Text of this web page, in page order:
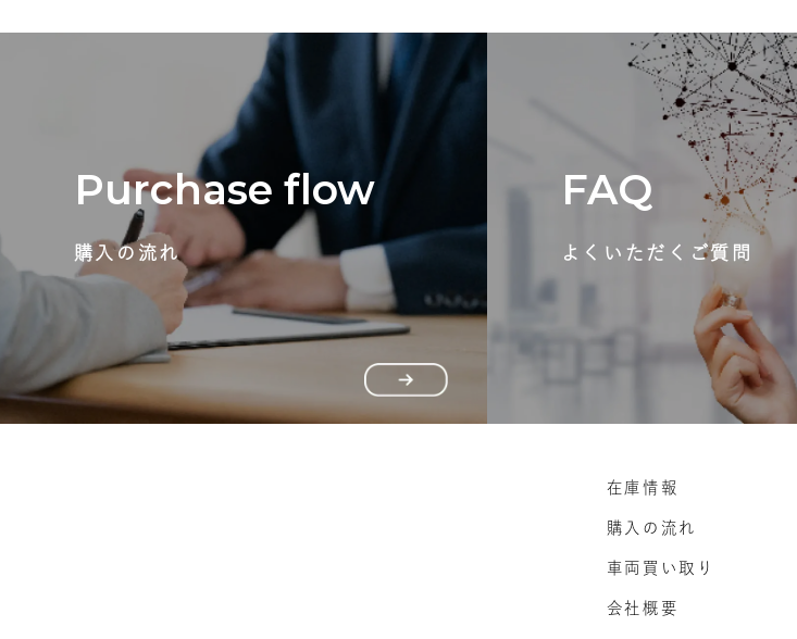
Purchase flow
購入の流れ
FAQ
よくいただくご質問
在庫情報
購入の流れ
車両買い取り
会社概要